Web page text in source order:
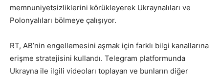
memnuniyetsizliklerini körükleyerek Ukraynalıları ve
Polonyalıları bölmeye çalışıyor.
RT, AB’nin engellemesini aşmak için farklı bilgi kanallarına
erişme stratejisini kullandı. Telegram platformunda
Ukrayna ile ilgili videoları toplayan ve bunların diğer